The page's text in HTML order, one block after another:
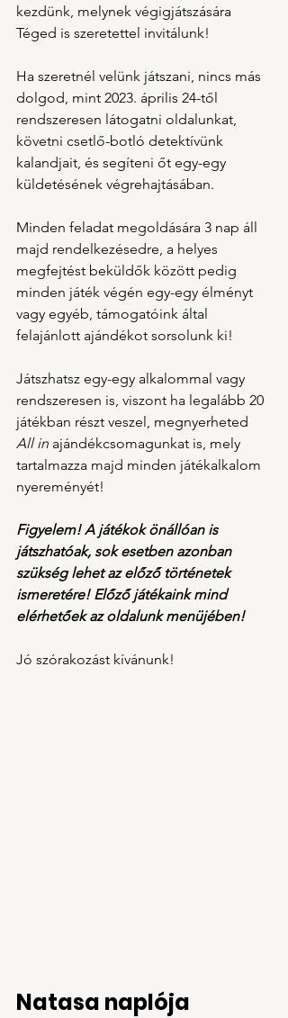
kezdünk, melynek végigjátszására
Téged is szeretettel invitálunk!
Ha szeretnél velünk játszani, nincs más
dolgod, mint 2023. április 24-től
rendszeresen látogatni oldalunkat,
követni csetlő-botló detektívünk
kalandjait, és segíteni őt egy-egy
küldetésének végrehajtásában.
Minden feladat megoldására 3 nap áll
majd rendelkezésedre, a helyes
megfejtést beküldők között pedig
minden játék végén egy-egy élményt
vagy egyéb, támogatóink által
felajánlott ajándékot sorsolunk ki!
Játszhatsz egy-egy alkalommal vagy
rendszeresen is, viszont ha legalább 20
játékban részt veszel, megnyerheted
All in ajándékcsomagunkat is, mely
tartalmazza majd minden játékalkalom
nyereményét!
Figyelem! A játékok önállóan is
játszhatóak, sok esetben azonban
szükség lehet az előző történetek
ismeretére! Előző játékaink mind
elérhetőek az oldalunk menüjében!
Jó szórakozást kívánunk!
Natasa naplója